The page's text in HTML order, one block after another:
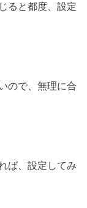
ると都度、設定
ので、無理に合
ば、設定してみ